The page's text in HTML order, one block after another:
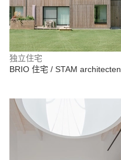
独立住宅
BRIO 住宅 / STAM architecten